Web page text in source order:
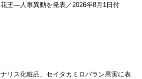
花王―人事異動を発表／2026年8月1日付
ナリス化粧品、セイタカミロバラン果実に表